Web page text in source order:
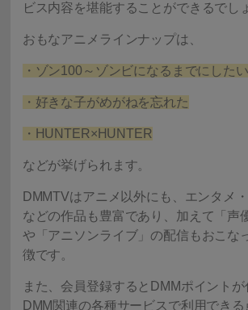
ビス内容を堪能することができるでし
おもなアニメラインナップは、
・ゾン100～ゾンビになるまでにした
・好きな子がめがねを忘れた
・HUNTER×HUNTER
などが挙げられます。
DMMTVはアニメ以外にも、エンタメ
などの作品も豊富であり、加えて「声
や「アニソンライブ」の配信もおこな
徴です。
また、会員登録するとDMMポイントが
DMM関連の各種サービスで利用でき